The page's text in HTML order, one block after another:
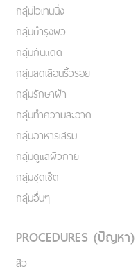
กลุ่มไวเทนนิ่ง
กลุ่มบำรุงผิว
กลุ่มกันแดด
กลุ่มลดเลือนริ้วรอย
กลุ่มรักษาฝ้า
กลุ่มทำความสะอาด
กลุ่มอาหารเสริม
กลุ่มดูแลผิวกาย
กลุ่มชุดเซ็ต
กลุ่มอื่นๆ
PROCEDURES (ปัญหา)
สิว